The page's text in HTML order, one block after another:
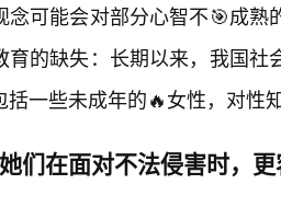
念可能会对部分心智不🎯成
育的缺失：长期以来，我国
括一些未成年的🔥女性，对性
们在面对不法侵害时，